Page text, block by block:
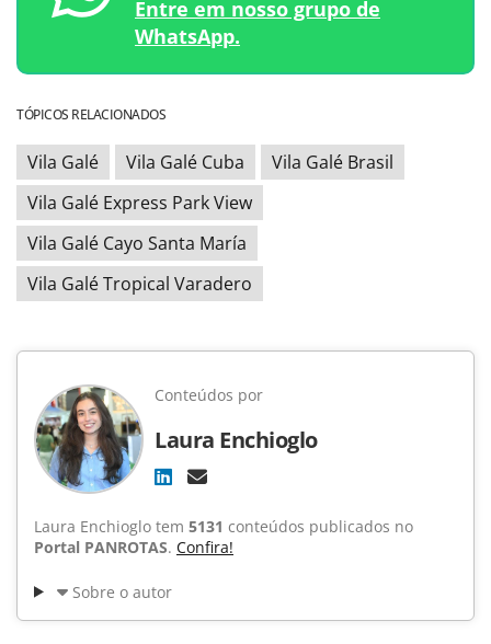
Entre em nosso grupo de
WhatsApp.
TÓPICOS RELACIONADOS
Vila Galé Vila Galé Cuba
Vila Galé Brasil
Vila Galé Express Park View
Vila Galé Cayo Santa María
Vila Galé Tropical Varadero
Conteúdos por
Laura Enchioglo
Laura Enchioglo tem 5131 conteúdos publicados no
Portal PANROTAS. Confira!
Sobre o autor